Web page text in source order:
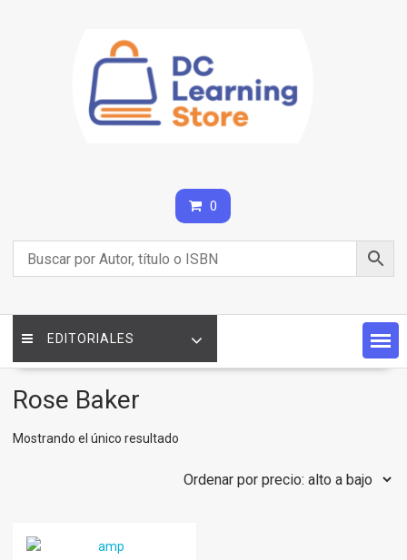
0
EDITORIALES
Rose Baker
Mostrando el único resultado